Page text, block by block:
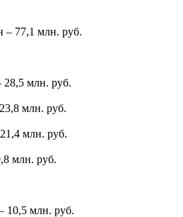
– 77,1 млн. руб.
млн. руб.
млн. руб.
млн. руб.
млн. руб.
10,5 млн. руб.